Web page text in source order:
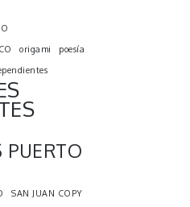
origami
poesía
PUERTO
SAN JUAN COPY